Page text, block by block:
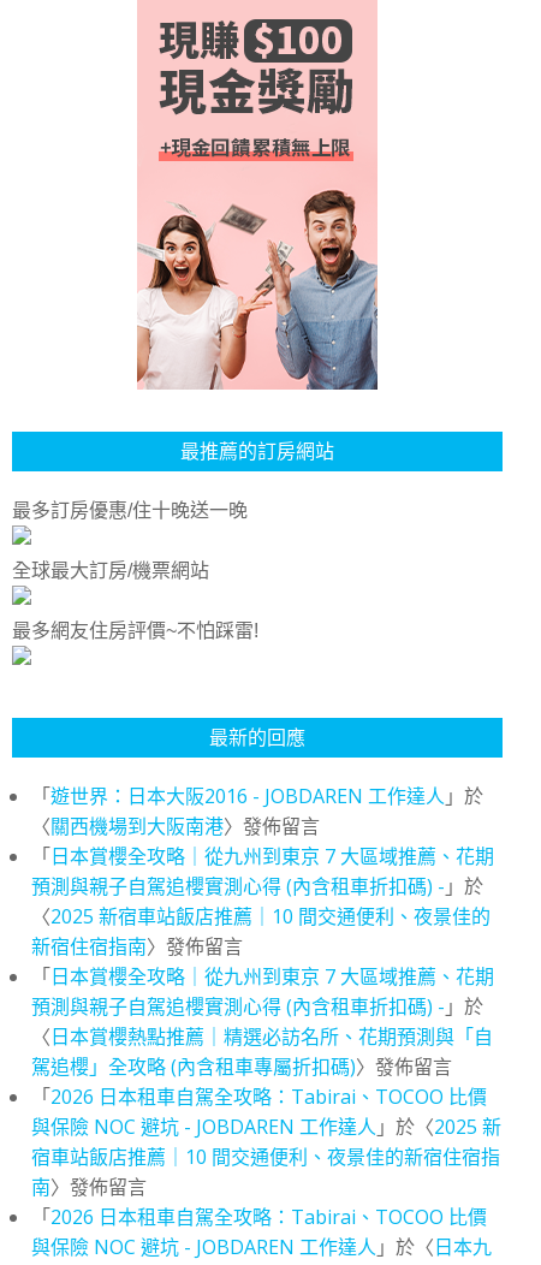
最推薦的訂房網站
最多訂房優惠/住十晚送一晚
全球最大訂房/機票網站
最多網友住房評價~不怕踩雷!
最新的回應
「遊世界：日本大阪2016 - JOBDAREN 工作達人 」於
〈關西機場到大阪南港〉發佈留言
「日本賞櫻全攻略｜從九州到東京 7 大區域推薦、花期
預測與親子自駕追櫻實測心得 (內含租車折扣碼) - 」於
〈2025 新宿車站飯店推薦｜10 間交通便利、夜景佳的
新宿住宿指南〉發佈留言
「日本賞櫻全攻略｜從九州到東京 7 大區域推薦、花期
預測與親子自駕追櫻實測心得 (內含租車折扣碼) - 」於
〈日本賞櫻熱點推薦｜精選必訪名所、花期預測與「自
駕追櫻」全攻略 (內含租車專屬折扣碼)〉發佈留言
「2026 日本租車自駕全攻略：Tabirai、TOCOO 比價
與保險 NOC 避坑 - JOBDAREN 工作達人 」於〈2025 新
宿車站飯店推薦｜10 間交通便利、夜景佳的新宿住宿指
南〉發佈留言
「2026 日本租車自駕全攻略：Tabirai、TOCOO 比價
與保險 NOC 避坑 - JOBDAREN 工作達人 」於〈日本九